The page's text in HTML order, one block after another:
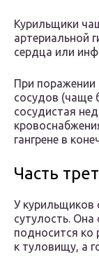
Курильщики
артериальной
сердца или
При поражении
сосудов (чаще
сосудистая
гангрене в
Часть
У курильщиков
сутулость.
подносится ко
к туловищу, а